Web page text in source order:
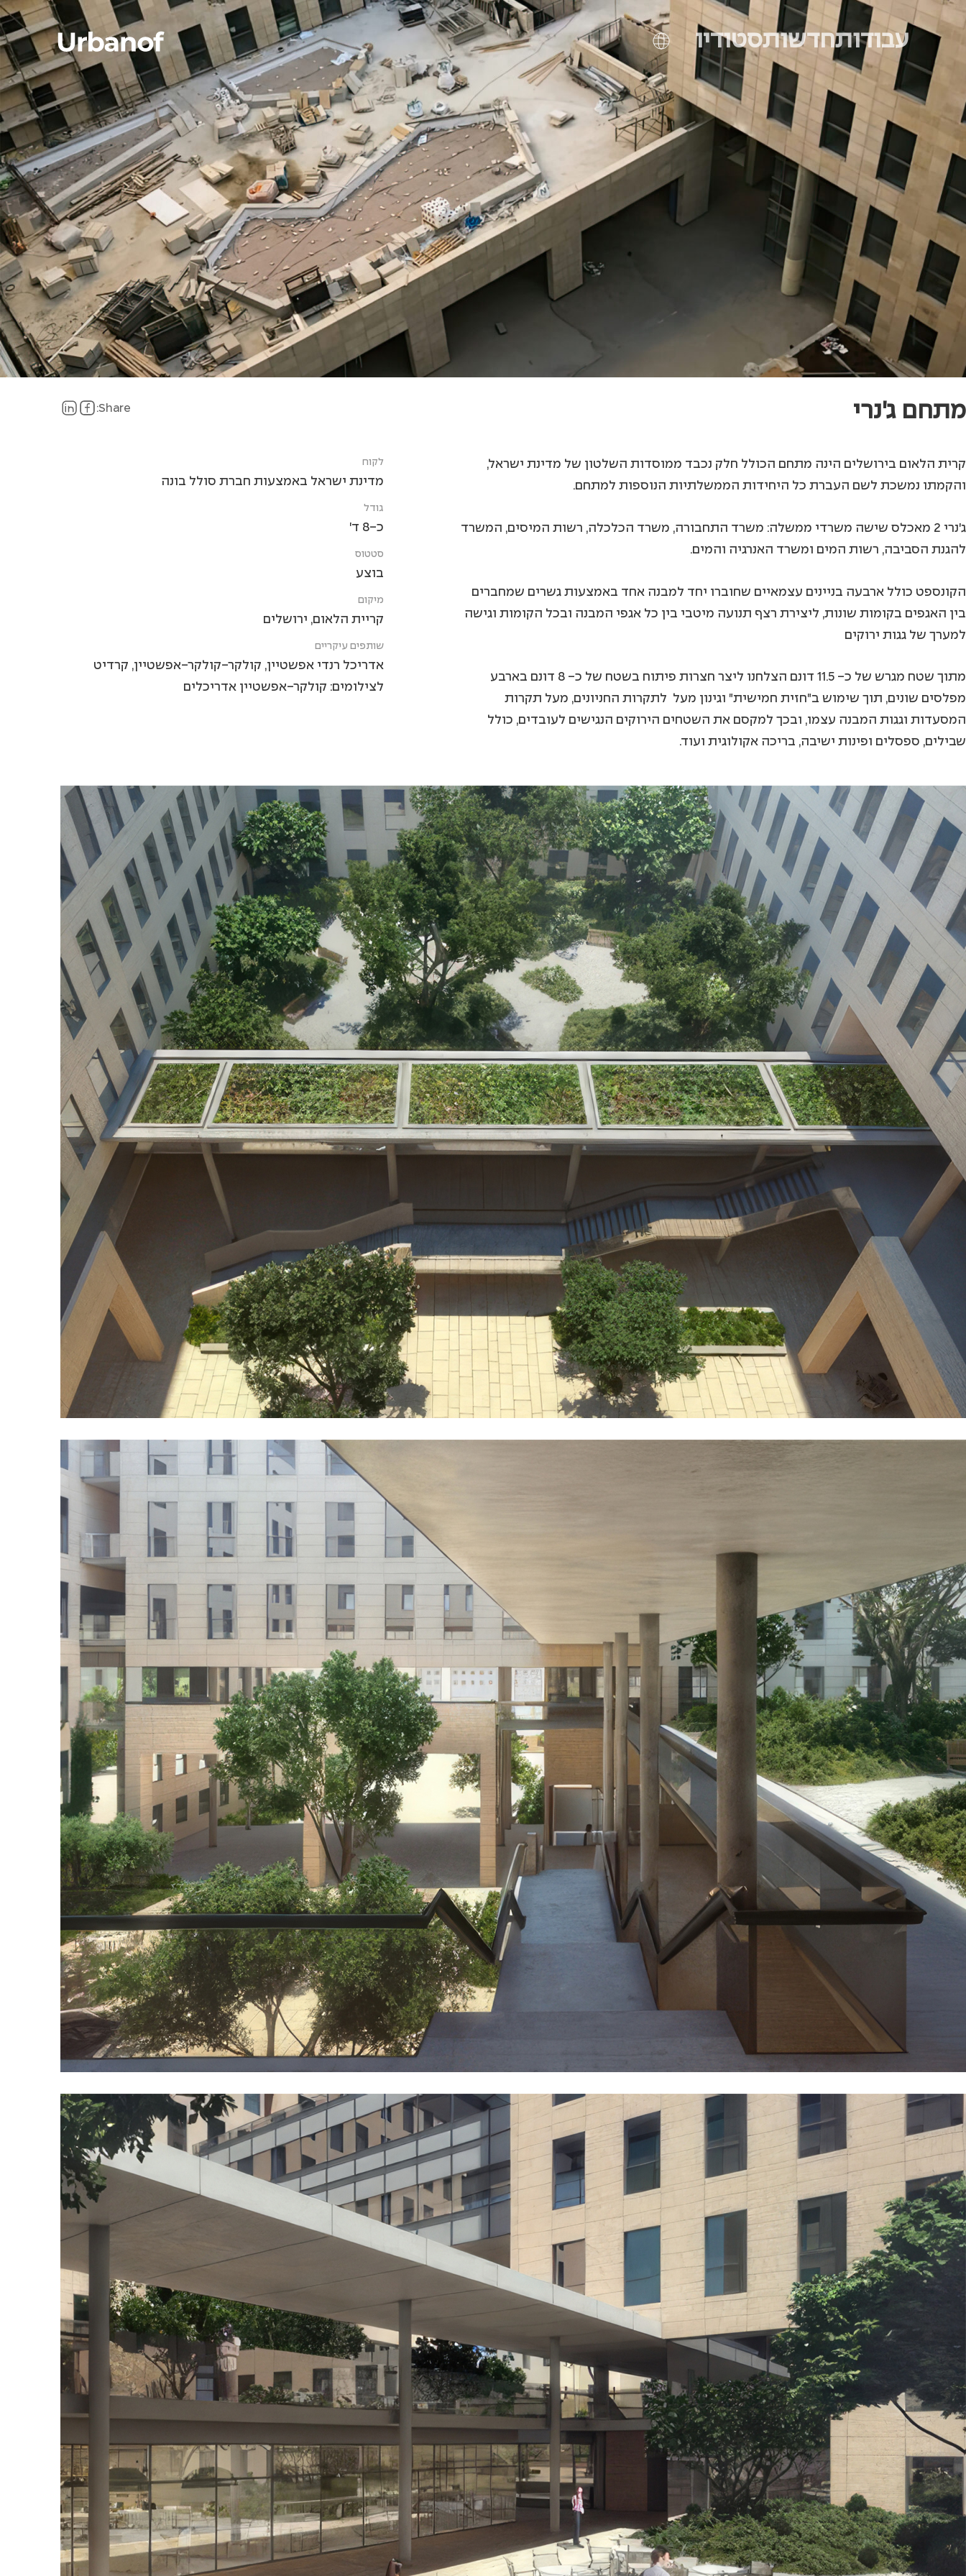
to
content
עבודותחדשותסטודיו
מתחם ג'נרי Share:
קרית הלאום בירושלים הינה מתחם הכולל חלק נכבד ממוסדות השלטון של מדינת ישראל,
והקמתו נמשכת לשם העברת כל היחידות הממשלתיות הנוספות למתחם.
ג'נרי 2 מאכלס שישה משרדי ממשלה: משרד התחבורה, משרד הכלכלה, רשות המיסים, המשרד
להגנת הסביבה, רשות המים ומשרד האנרגיה והמים.
הקונספט כולל ארבעה בניינים עצמאיים שחוברו יחד למבנה אחד באמצעות גשרים שמחברים
בין האגפים בקומות שונות, ליצירת רצף תנועה מיטבי בין כל אגפי המבנה ובכל הקומות וגישה
למערך של גגות ירוקים
מתוך שטח מגרש של כ- 11.5 דונם הצלחנו ליצר חצרות פיתוח בשטח של כ- 8 דונם בארבע
מפלסים שונים, תוך שימוש ב"חזית חמישית" וגינון מעל לתקרות החניונים, מעל תקרות
המסעדות וגגות המבנה עצמו, ובכך למקסם את השטחים הירוקים הנגישים לעובדים, כולל
שבילים, ספסלים ופינות ישיבה, בריכה אקולוגית ועוד.
לקוח
מדינת ישראל באמצעות חברת סולל בונה
גודל
כ-8 ד'
סטטוס
בוצע
מיקום
קריית הלאום, ירושלים
שותפים עיקריים
אדריכל רנדי אפשטיין, קולקר-קולקר-אפשטיין, קרדיט
לצילומים: קולקר-אפשטיין אדריכלים